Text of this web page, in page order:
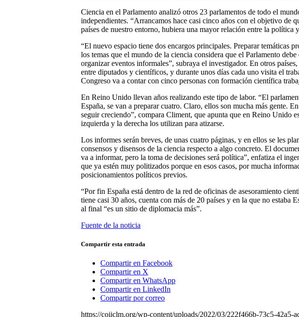
Ciencia en el Parlamento analizó otros 23 parlamentos de todo el
independientes. “Arrancamos hace casi cinco años con el objetivo de
países de nuestro entorno, hubiera una mayor relación entre la política
“El nuevo espacio tiene dos encargos principales. Preparar temáticas
los temas que el mundo de la ciencia considera que el Parlamento
organizar eventos informales”, subraya el investigador. En otros
entre diputados y científicos, y durante unos días cada uno visita el
Congreso va a contar con cinco personas con formación científica
En Reino Unido llevan años realizando este tipo de labor. “El
España, se van a preparar cuatro. Claro, ellos son mucha más gente.
seguir creciendo”, compara Climent, que apunta que en Reino Unido
izquierda y la derecha los utilizan para atizarse.
Los informes serán breves, de unas cuatro páginas, y en ellos se les
consensos y disensos de la ciencia respecto a algo concreto. El
va a informar, pero la toma de decisiones será política”, enfatiza el
que ya estén muy politizados porque en esos casos, por mucha
posicionamientos políticos previos.
“Por fin España está dentro de la red de oficinas de asesoramiento
tiene casi 30 años, cuenta con más de 20 países y en la que no estaba
al final “es un sitio de diplomacia más”.
Fuente de la noticia
Compartir esta entrada
Compartir en Facebook
Compartir en X
Compartir en WhatsApp
Compartir en LinkedIn
Compartir por correo
https://coiiclm.org/wp-content/uploads/2022/03/222f466b-73c5-42a5-